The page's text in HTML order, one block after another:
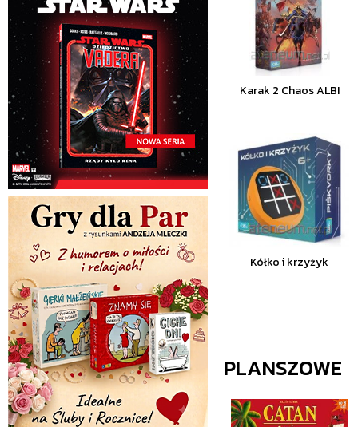
Karak 2 Chaos ALBI
Kółko i krzyżyk
PLANSZOWE